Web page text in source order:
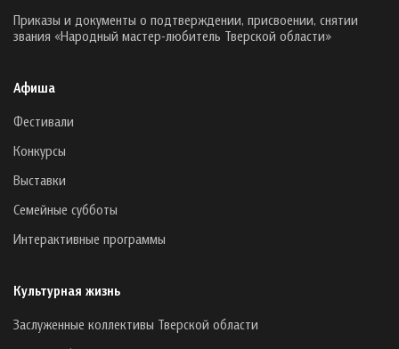
Приказы и документы о подтверждении, присвоении, снятии
звания «Народный мастер-любитель Тверской области»
Афиша
Фестивали
Конкурсы
Выставки
Семейные субботы
Интерактивные программы
Культурная жизнь
Заслуженные коллективы Тверской области